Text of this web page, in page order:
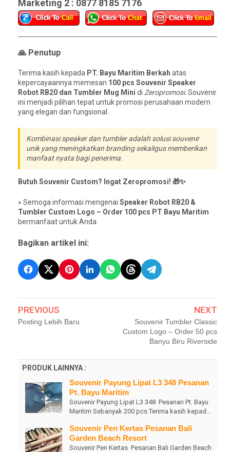
Marketing 2 : 0877 8185 7176
🙏 Penutup
Terima kasih kepada PT. Bayu Maritim Berkah atas
kepercayaannya memesan 100 pcs Souvenir Speaker
Robot RB20 dan Tumbler Mug Mini di Zeropromosi. Souvenir
ini menjadi pilihan tepat untuk promosi perusahaan modern
yang elegan dan fungsional.
Kombinasi speaker dan tumbler adalah solusi souvenir
unik yang meningkatkan branding sekaligus memberikan
manfaat nyata bagi penerima.
Butuh Souvenir Custom? Ingat Zeropromosi! 🎁✨
» Semoga informasi mengenai Speaker Robot RB20 &
Tumbler Custom Logo – Order 100 pcs PT Bayu Maritim
bermanfaat untuk Anda.
Bagikan artikel ini:
PREVIOUS
Posting Lebih Baru
NEXT
Souvenir Tumbler Classic
Custom Logo – Order 50 pcs
Banyu Biru Riverside
PRODUK LAINNYA :
Souvenir Payung Lipat L3 348 Pesanan
Pt. Bayu Maritim
Souvenir Payung Lipat L3 348 Pesanan Pt. Bayu
Maritim Sebanyak 200 pcs Terima kasih kepad…
Souvenir Pen Kertas Pesanan Bali
Garden Beach Resort
Souvenir Pen Kertas Pesanan Bali Garden Beach